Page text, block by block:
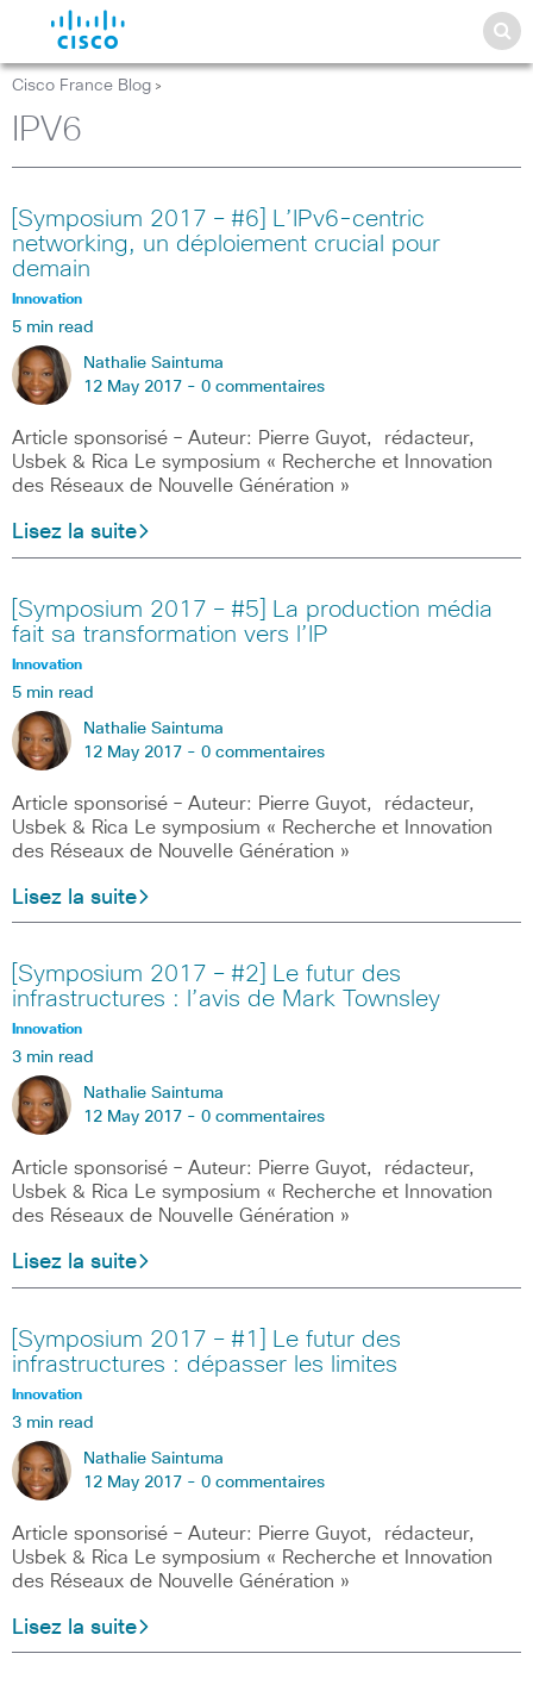
Cisco France Blog >
IPV6
[Symposium 2017 – #6] L’IPv6-centric
networking, un déploiement crucial pour
demain
Innovation
5 min read
Nathalie Saintuma
12 May 2017 - 0 commentaires
Article sponsorisé – Auteur: Pierre Guyot, rédacteur,
Usbek & Rica Le symposium « Recherche et Innovation
des Réseaux de Nouvelle Génération »
Lisez la suite
[Symposium 2017 – #5] La production média
fait sa transformation vers l’IP
Innovation
5 min read
Nathalie Saintuma
12 May 2017 - 0 commentaires
Article sponsorisé – Auteur: Pierre Guyot, rédacteur,
Usbek & Rica Le symposium « Recherche et Innovation
des Réseaux de Nouvelle Génération »
Lisez la suite
[Symposium 2017 – #2] Le futur des
infrastructures : l’avis de Mark Townsley
Innovation
3 min read
Nathalie Saintuma
12 May 2017 - 0 commentaires
Article sponsorisé – Auteur: Pierre Guyot, rédacteur,
Usbek & Rica Le symposium « Recherche et Innovation
des Réseaux de Nouvelle Génération »
Lisez la suite
[Symposium 2017 – #1] Le futur des
infrastructures : dépasser les limites
Innovation
3 min read
Nathalie Saintuma
12 May 2017 - 0 commentaires
Article sponsorisé – Auteur: Pierre Guyot, rédacteur,
Usbek & Rica Le symposium « Recherche et Innovation
des Réseaux de Nouvelle Génération »
Lisez la suite